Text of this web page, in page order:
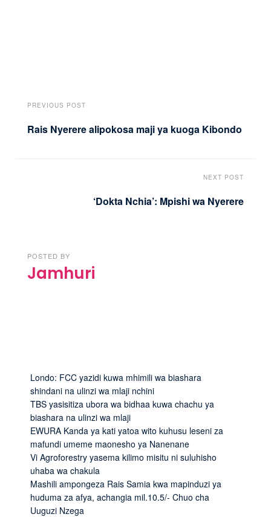
PREVIOUS POST
Rais Nyerere alipokosa maji ya kuoga Kibondo
NEXT POST
‘Dokta Nchia’: Mpishi wa Nyerere
POSTED BY
Jamhuri
Londo: FCC yazidi kuwa mhimili wa biashara
shindani na ulinzi wa mlaji nchini
TBS yasisitiza ubora wa bidhaa kuwa chachu ya
biashara na ulinzi wa mlaji
EWURA Kanda ya kati yatoa wito kuhusu leseni za
mafundi umeme maonesho ya Nanenane
Vi Agroforestry yasema kilimo misitu ni suluhisho
uhaba wa chakula
Mashili ampongeza Rais Samia kwa mapinduzi ya
huduma za afya, achangia mil.10.5/- Chuo cha
Uuguzi Nzega